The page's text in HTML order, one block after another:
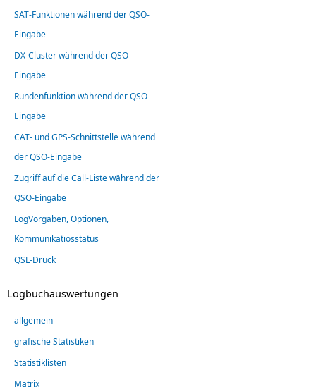
SAT-Funktionen während der QSO-
Eingabe
DX-Cluster während der QSO-
Eingabe
Rundenfunktion während der QSO-
Eingabe
CAT- und GPS-Schnittstelle während
der QSO-Eingabe
Zugriff auf die Call-Liste während der
QSO-Eingabe
LogVorgaben, Optionen,
Kommunikatiosstatus
QSL-Druck
Logbuchauswertungen
allgemein
grafische Statistiken
Statistiklisten
Matrix